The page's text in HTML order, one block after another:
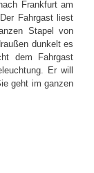
Frankfurt am
Der Fahrgast liest
Stapel von
dunkelt es
dem Fahrgast
Er will
geht im ganzen